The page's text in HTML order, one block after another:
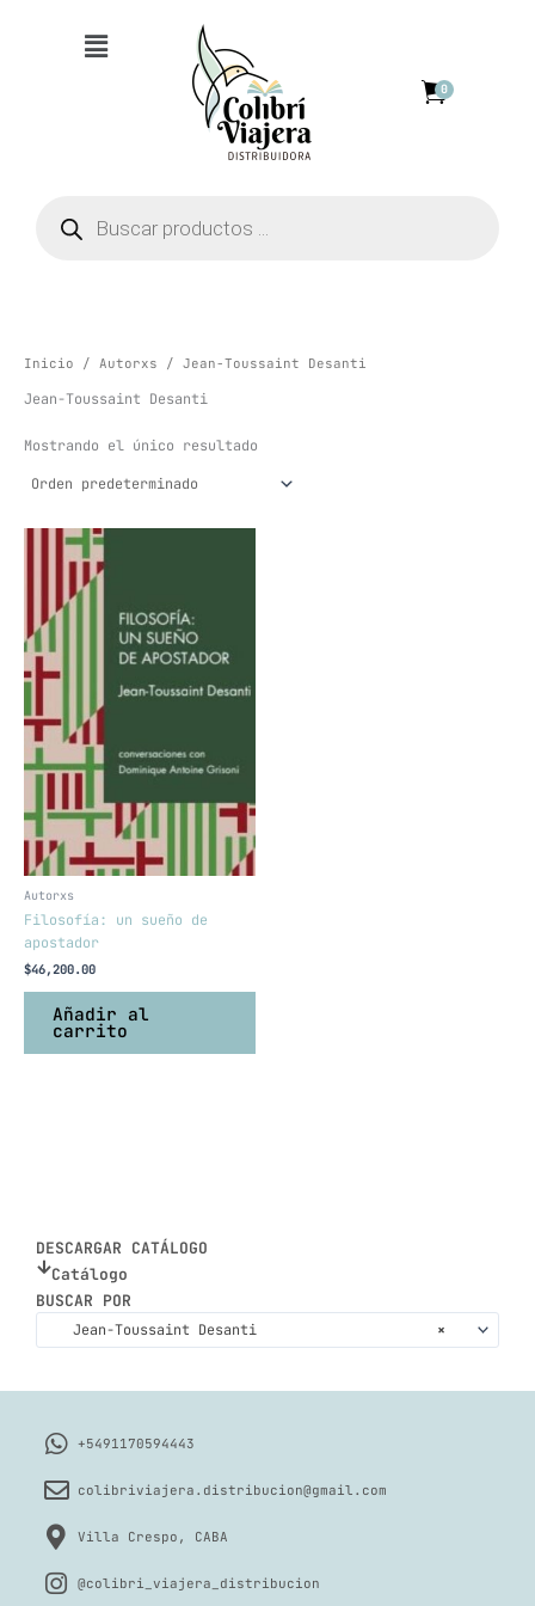
Menú
0
productos
DESCARGAR CATÁLOGO
Catálogo
BUSCAR POR
×
Jean-Toussaint Desanti
Inicio / Autorxs / Jean-Toussaint Desanti
Jean-Toussaint Desanti
Mostrando el único resultado
Autorxs
Filosofía: un sueño de
apostador
$46,200.00
Añadir al
carrito
+5491170594443
colibriviajera.distribucion@gmail.com
Villa Crespo, CABA
@colibri_viajera_distribucion